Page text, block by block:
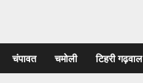
चंपावत चमोली टिहरी गढ़वाल